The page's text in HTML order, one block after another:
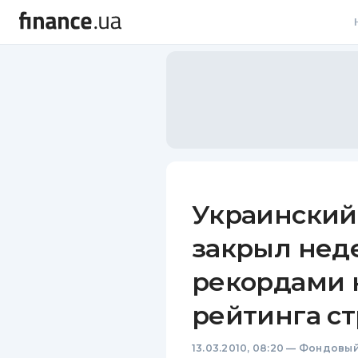
закрыл
рекордами
рейтинга
13.03.2010, 08:20 —